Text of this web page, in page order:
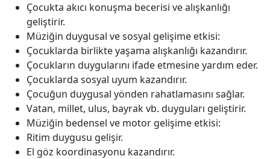
Çocukta akıcı konuşma becerisi ve alışkanlığı
geliştirir.
Müziğin duygusal ve sosyal gelişime etkisi:
Çocuklarda birlikte yaşama alışkanlığı kazandırır.
Çocukların duygularını ifade etmesine yardım eder.
Çocuklarda sosyal uyum kazandırır.
Çocuğun duygusal yönden rahatlamasını sağlar.
Vatan, millet, ulus, bayrak vb. duyguları geliştirir.
Müziğin bedensel ve motor gelişime etkisi:
Ritim duygusu gelişir.
El göz koordinasyonu kazandırır.